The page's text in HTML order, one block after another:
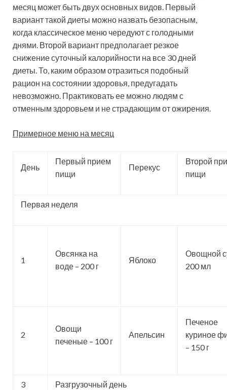
месяц может быть двух основных видов. Первый
вариант такой диеты можно назвать безопасным,
когда классическое меню чередуют с голодными
днями. Второй вариант предполагает резкое
снижение суточный калорийности на все 30 дней
диеты. То, каким образом отразиться подобный
рацион на состоянии здоровья, предугадать
невозможно. Практиковать ее можно людям с
отменным здоровьем и не страдающим от ожирения.
Примерное меню на месяц
День
Первый прием
пищи
Перекус
Второй
пищи
Первая неделя
1
Овсянка на
воде – 200 г
Яблоко
Овощной
200 мл
2
Овощи
печеные – 100 г
Апельсин
Печеное
куриное
– 150 г
3 Разгрузочный день